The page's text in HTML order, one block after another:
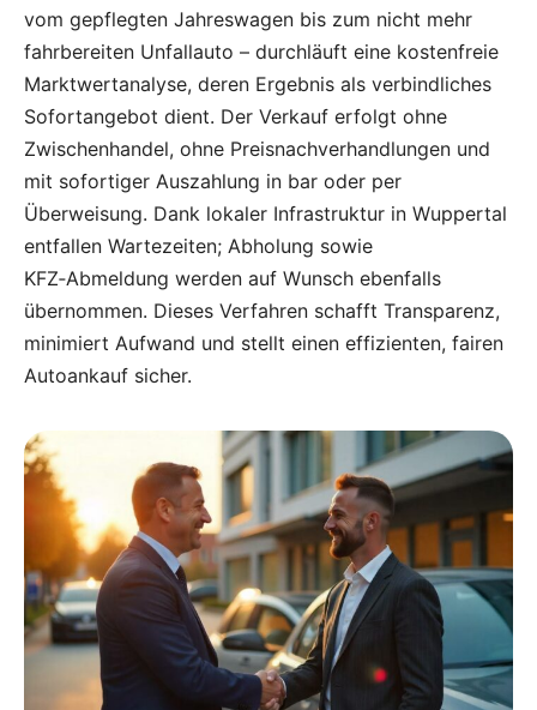
vom gepflegten Jahreswagen bis zum nicht mehr
fahrbereiten Unfallauto – durchläuft eine kostenfreie
Marktwertanalyse, deren Ergebnis als verbindliches
Sofortangebot dient. Der Verkauf erfolgt ohne
Zwischenhandel, ohne Preisnachverhandlungen und
mit sofortiger Auszahlung in bar oder per
Überweisung. Dank lokaler Infrastruktur in Wuppertal
entfallen Wartezeiten; Abholung sowie
KFZ‑Abmeldung werden auf Wunsch ebenfalls
übernommen. Dieses Verfahren schafft Transparenz,
minimiert Aufwand und stellt einen effizienten, fairen
Autoankauf sicher.